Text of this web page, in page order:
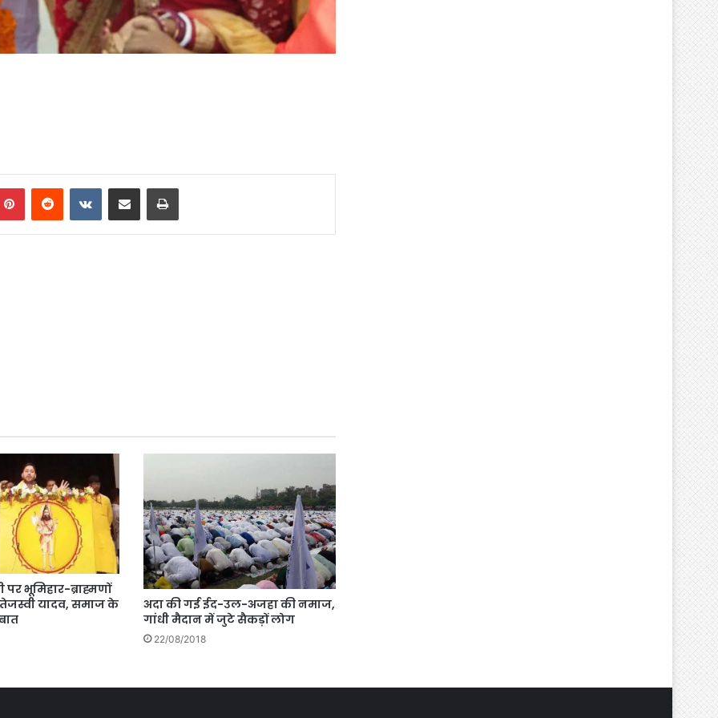
PinterestReddit VKontakteShare via Email Print
भूमिहार-ब्राह्मणों
यादव, समाज के
अदा की गई ईद-उल-अजहा की नमाज,
गांधी मैदान में जुटे सैकड़ों लोग
22/08/2018